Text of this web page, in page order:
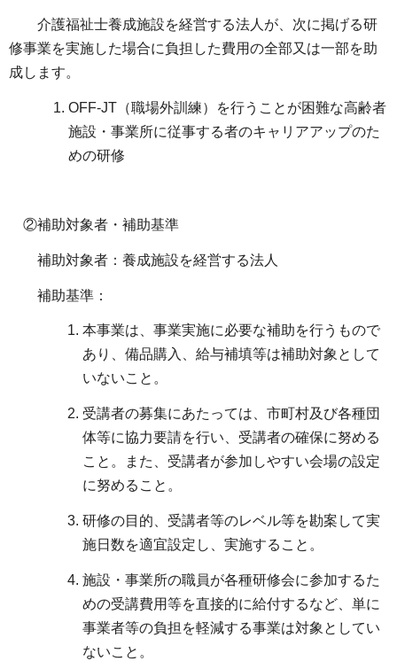
介護福祉士養成施設を経営する法人が、次に掲げる研
修事業を実施した場合に負担した費用の全部又は一部を助
成します。
OFF-JT（職場外訓練）を行うことが困難な高齢者
施設・事業所に従事する者のキャリアアップのた
めの研修
②補助対象者・補助基準
補助対象者：養成施設を経営する法人
補助基準：
本事業は、事業実施に必要な補助を行うもので
あり、備品購入、給与補填等は補助対象として
いないこと。
受講者の募集にあたっては、市町村及び各種団
体等に協力要請を行い、受講者の確保に努める
こと。また、受講者が参加しやすい会場の設定
に努めること。
研修の目的、受講者等のレベル等を勘案して実
施日数を適宜設定し、実施すること。
施設・事業所の職員が各種研修会に参加するた
めの受講費用等を直接的に給付するなど、単に
事業者等の負担を軽減する事業は対象としてい
ないこと。